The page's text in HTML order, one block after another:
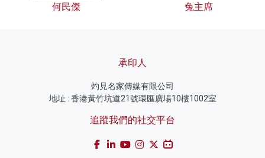
何民傑 兔主席
承印人
灼見名家傳媒有限公司
地址 : 香港黃竹坑道21號環匯廣場10樓1002室
追蹤我們的社交平台